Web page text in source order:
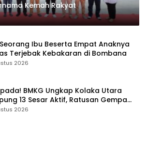
Kemah Rakyat
Seorang Ibu Beserta Empat Anaknya
Terjebak Kebakaran di Bombana
2026
BMKG Ungkap Kolaka Utara
13 Sesar Aktif, Ratusan Gempa
Terekam
2026